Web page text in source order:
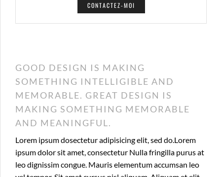
CONTACTEZ-MOI
GOOD DESIGN IS MAKING
SOMETHING INTELLIGIBLE AND
MEMORABLE. GREAT DESIGN IS
MAKING SOMETHING MEMORABLE
AND MEANINGFUL.
Lorem ipsum dosectetur adipisicing elit, sed do.Lorem
ipsum dolor sit amet, consectetur Nulla fringilla purus at
leo dignissim congue. Mauris elementum accumsan leo